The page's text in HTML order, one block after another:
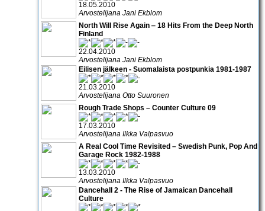
18.05.2010
Arvostelijana Jani Ekblom
North Will Rise Again ‒ 18 Hits From the Deep North
Finland
22.04.2010
Arvostelijana Jani Ekblom
Eilisen jälkeen - Suomalaista postpunkia 1981-1987
21.03.2010
Arvostelijana Otto Suuronen
Rough Trade Shops – Counter Culture 09
17.03.2010
Arvostelijana Ilkka Valpasvuo
A Real Cool Time Revisited – Swedish Punk, Pop And
Garage Rock 1982-1988
13.03.2010
Arvostelijana Ilkka Valpasvuo
Dancehall 2 - The Rise of Jamaican Dancehall
Culture